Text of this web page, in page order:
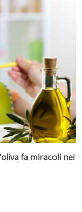
fa miracoli nei